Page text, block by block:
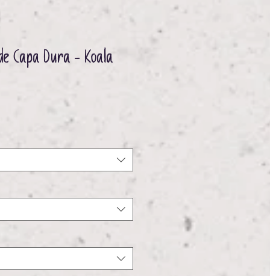
Capa Dura - Koala